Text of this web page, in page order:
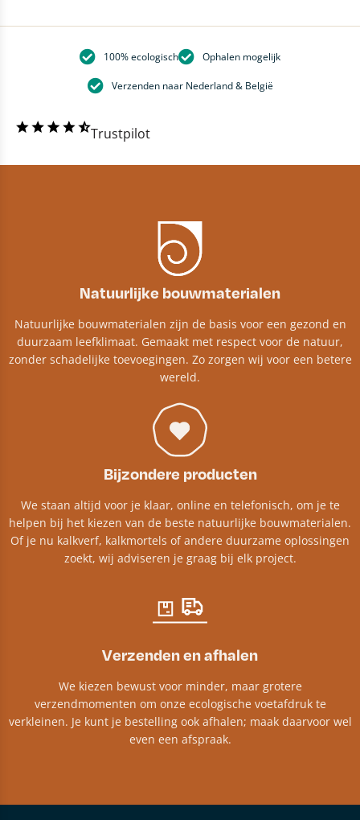
100% ecologisch Ophalen mogelijk
Verzenden naar Nederland & België
Trustpilot
Natuurlijke bouwmaterialen
Natuurlijke bouwmaterialen zijn de basis voor een gezond en
duurzaam leefklimaat. Gemaakt met respect voor de natuur,
zonder schadelijke toevoegingen. Zo zorgen wij voor een betere
wereld.
Bijzondere producten
We staan altijd voor je klaar, online en telefonisch, om je te
helpen bij het kiezen van de beste natuurlijke bouwmaterialen.
Of je nu kalkverf, kalkmortels of andere duurzame oplossingen
zoekt, wij adviseren je graag bij elk project.​
Verzenden en afhalen
We kiezen bewust voor minder, maar grotere
verzendmomenten om onze ecologische voetafdruk te
verkleinen. Je kunt je bestelling ook afhalen; maak daarvoor wel
even een afspraak.